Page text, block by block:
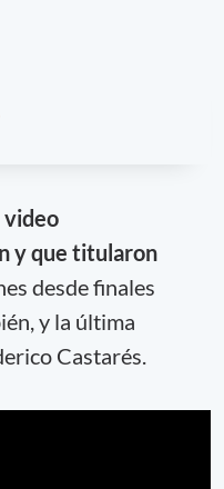
video
y que titularon
desde finales
y la última
Castarés.